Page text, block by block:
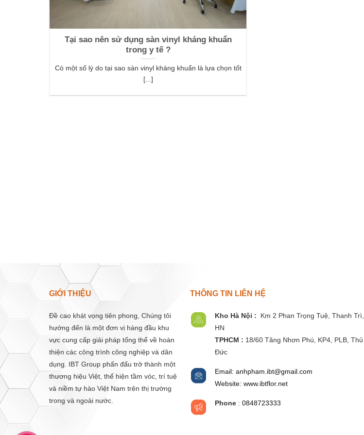
Tại sao nên sử dụng sàn vinyl kháng khuẩn
trong y tế ?
Có một số lý do tại sao sàn vinyl kháng khuẩn là lựa chọn tốt
[...]
GIỚI THIỆU
Đề cao khát vọng tiên phong, Chúng tôi
hướng đến là một đơn vị hàng đầu khu
vực cung cấp giải pháp tổng thể về hoàn
thiện các công trình công nghiệp và dân
dụng. IBT Group phấn đấu trở thành một
thương hiệu Việt, thể hiện tầm vóc, trí tuệ
và niềm tự hào Việt Nam trên thị trường
trong và ngoài nước.
THÔNG TIN LIÊN HỆ
Kho Hà Nội : Km 2 Phan Trọng Tuệ,ThanhTrì,
HN
TPHCM : 18/60 Tăng Nhơn Phú, KP4, PLB, Thủ
Đức
Email: anhpham.ibt@gmail.com
Website: www.ibtflor.net
Phone :0848723333